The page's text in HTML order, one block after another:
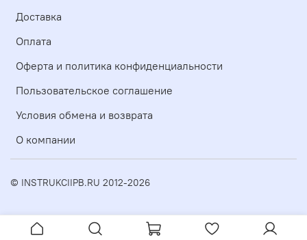
Доставка
Оплата
Оферта и политика конфиденциальности
Пользовательское соглашение
Условия обмена и возврата
О компании
© INSTRUKCIIPB.RU 2012-2026